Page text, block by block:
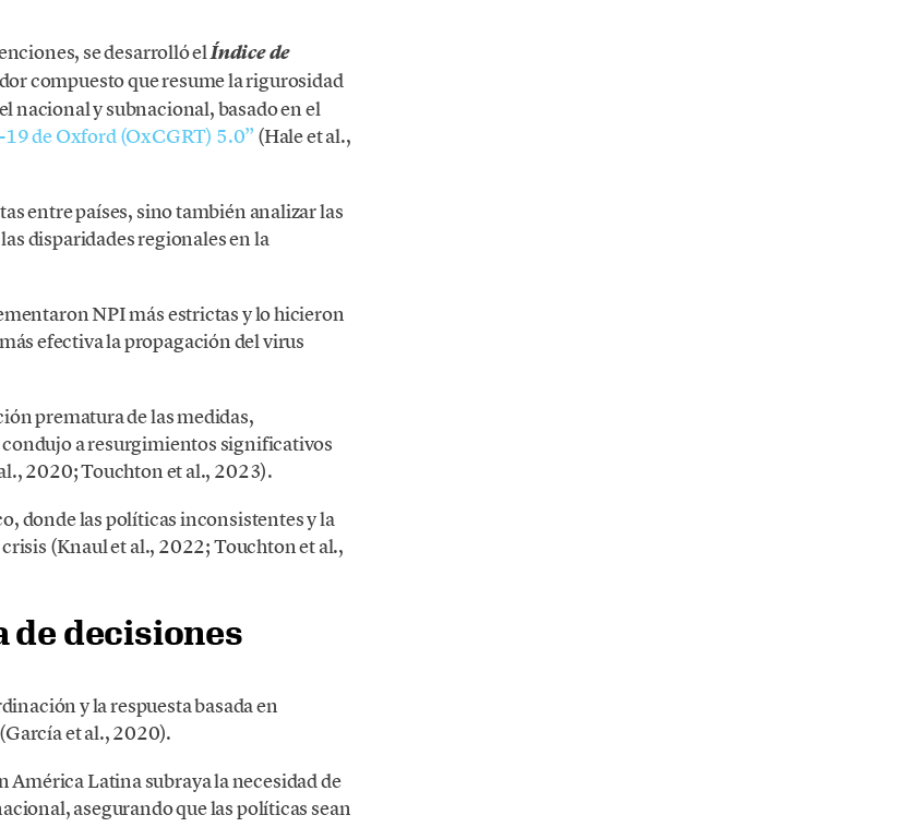
se desarrolló elÍndice de
compuesto que resume la rigurosidad
nacional y subnacional, basado en el
de Oxford (OxCGRT) 5.0” (Hale et al.,
entre países, sino también analizar las
disparidades regionales en la
NPI más estrictas y lo hicieron
efectiva la propagación del virus
prematura de las medidas,
a resurgimientos significativos
2020; Touchton et al., 2023).
donde las políticas inconsistentes y la
(Knaul et al., 2022; Touchton et al.,
de decisiones
y la respuesta basada en
et al., 2020).
Latina subraya la necesidad de
asegurando que las políticas sean